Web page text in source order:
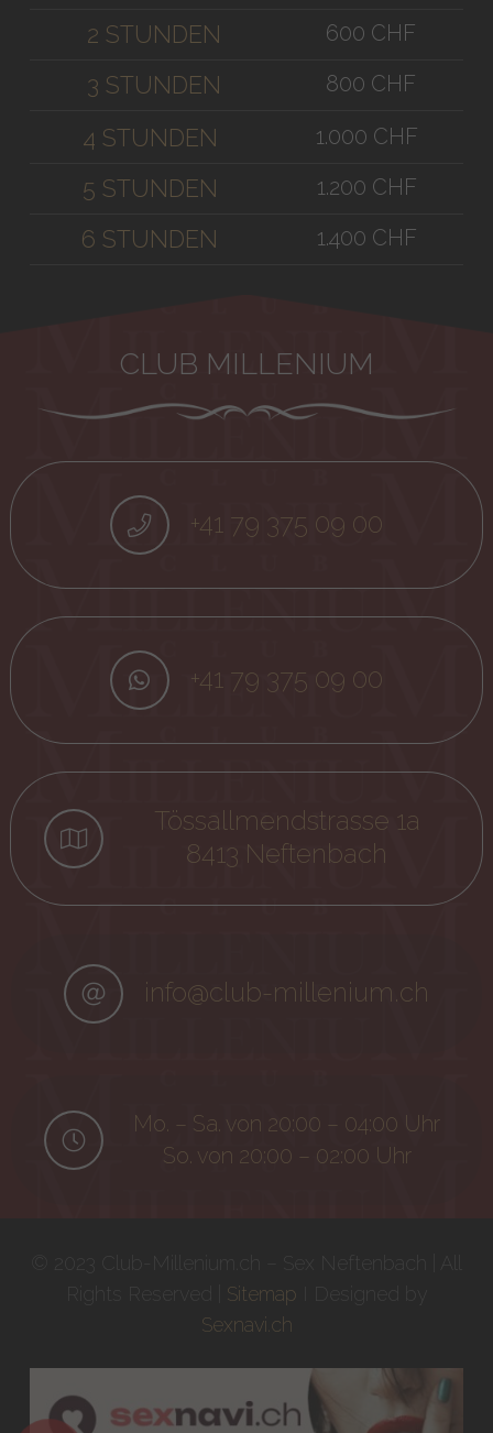
2 STUNDEN 600 CHF
3 STUNDEN 800 CHF
4 STUNDEN 1.000 CHF
5 STUNDEN 1.200 CHF
6 STUNDEN 1.400 CHF
CLUB MILLENIUM
+41 79 375 09 00
+41 79 375 09 00
Tössallmendstrasse 1a
8413 Neftenbach
info@club-millenium.ch
Mo. – Sa. von 20:00 – 04:00 Uhr
So. von 20:00 – 02:00 Uhr
Sitemap
Sexnavi.ch